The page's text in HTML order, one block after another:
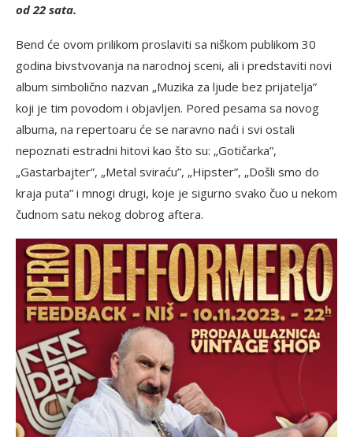
od 22 sata.
Bend će ovom prilikom proslaviti sa niškom publikom 30
godina bivstvovanja na narodnoj sceni, ali i predstaviti novi
album simbolično nazvan „Muzika za ljude bez prijatelja”
koji je tim povodom i objavljen. Pored pesama sa novog
albuma, na repertoaru će se naravno naći i svi ostali
nepoznati estradni hitovi kao što su: „Gotičarka”,
„Gastarbajter”, „Metal sviraću”, „Hipster”, „Došli smo do
kraja puta” i mnogi drugi, koje je sigurno svako čuo u nekom
čudnom satu nekog dobrog aftera.